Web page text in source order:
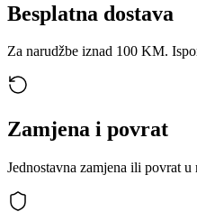
Besplatna dostava
Za narudžbe iznad 100 KM.
Zamjena i povrat
Jednostavna zamjena ili povrat u